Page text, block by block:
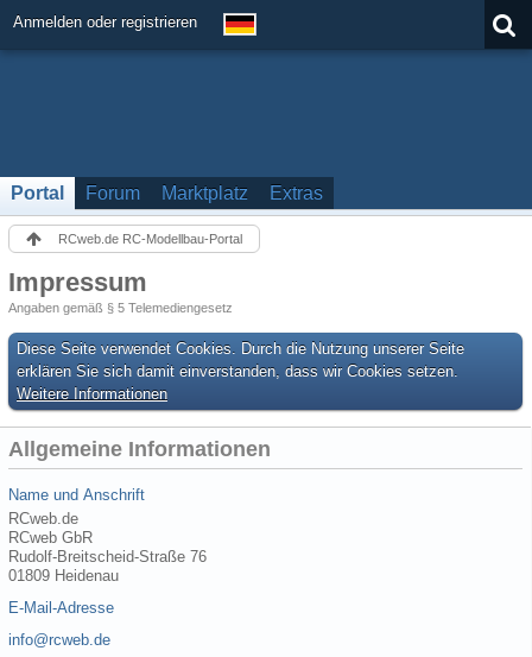
Anmelden oder registrieren
Portal Forum Marktplatz Extras
RCweb.de RC-Modellbau-Portal
Impressum
Angaben gemäß § 5 Telemediengesetz
Diese Seite verwendet Cookies. Durch die Nutzung unserer Seite
erklären Sie sich damit einverstanden, dass wir Cookies setzen.
Weitere Informationen
Allgemeine Informationen
Name und Anschrift
RCweb.de
RCweb GbR
Rudolf-Breitscheid-Straße 76
01809 Heidenau
E-Mail-Adresse
info@rcweb.de